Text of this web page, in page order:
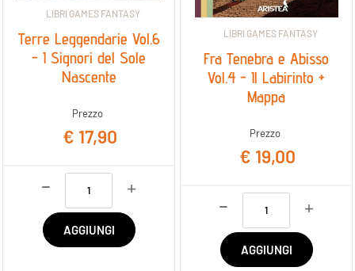
LIBRI GAMES FANTASY
Terre Leggendarie Vol.6
- I Signori del Sole
Nascente
Prezzo
€ 17,90
AGGIUNGI
LIBRI GAMES FANTASY
Fra Tenebra e Abisso
Vol.4 - Il Labirinto +
Mappa
Prezzo
€ 19,00
AGGIUNGI